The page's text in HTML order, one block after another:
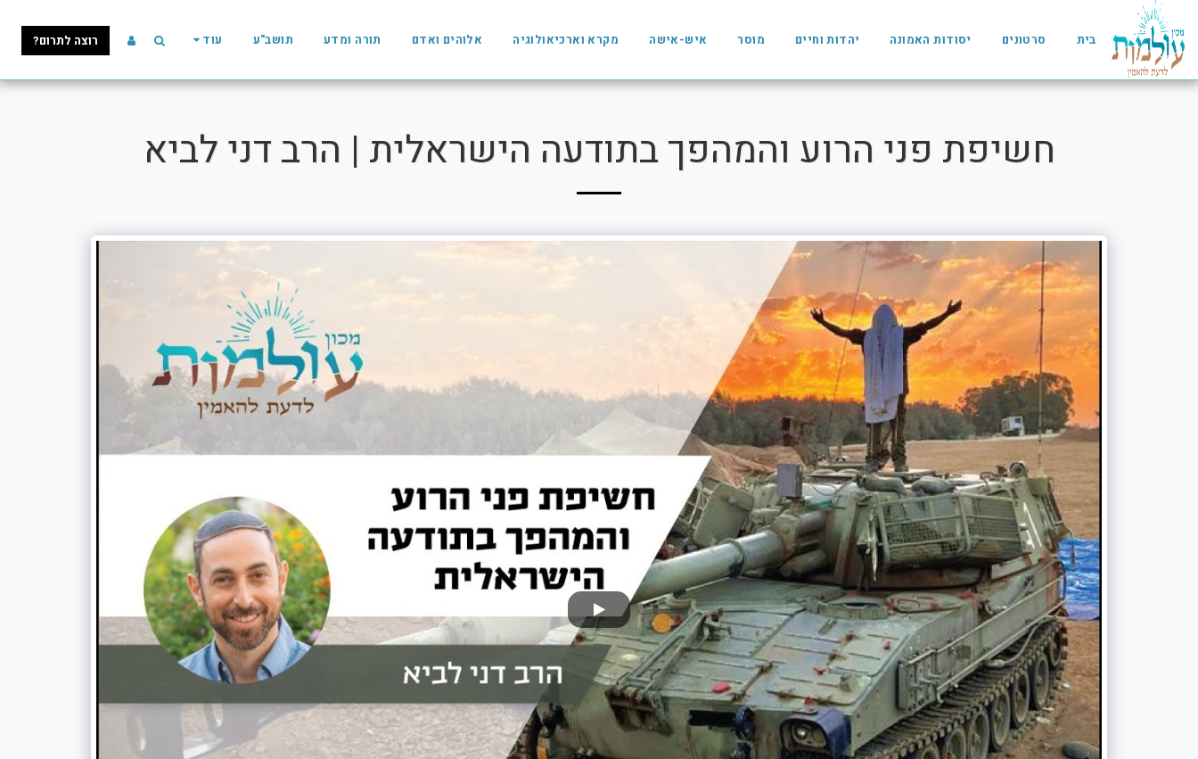
בית סרטונים יסודות האמונה יהדות וחיים מוסר איש-אישה מקרא וארכיאולוגיה אלוהים ואדם תורה ומדע תושב"ע עוד רוצה לתרום?
חשיפת פני הרוע והמהפך בתודעה הישראלית | הרב דני לביא